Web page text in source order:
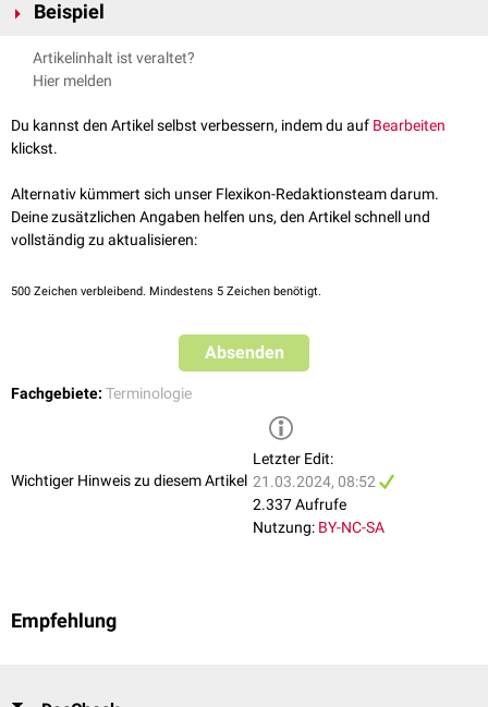
Beispiel
Transgastrische Peritoneoskopie
Artikelinhalt ist veraltet?
Hier melden
Du kannst den Artikel selbst verbessern, indem du auf Bearbeiten
klickst.
Alternativ kümmert sich unser Flexikon-Redaktionsteam darum.
Deine zusätzlichen Angaben helfen uns, den Artikel schnell und
vollständig zu aktualisieren:
500 Zeichen verbleibend. Mindestens 5 Zeichen benötigt.
Absenden
Fachgebiete: Terminologie
Wichtiger Hinweis zu diesem Artikel
Letzter Edit:
21.03.2024, 08:52
2.337 Aufrufe
Nutzung: BY-NC-SA
Empfehlung